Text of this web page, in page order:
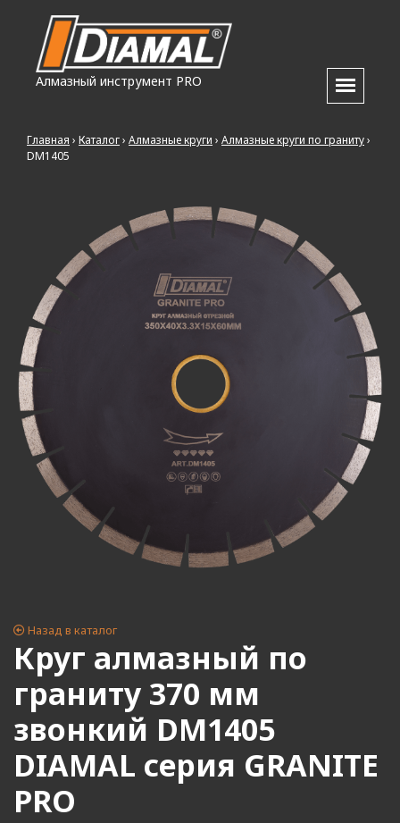
Алмазный инструмент PRO
Главная › Каталог› Алмазные круги › Алмазные круги по граниту›
DM1405
Назад в каталог
Круг алмазный по
граниту 370 мм
звонкий DM1405
DIAMAL серия GRANITE
PRO